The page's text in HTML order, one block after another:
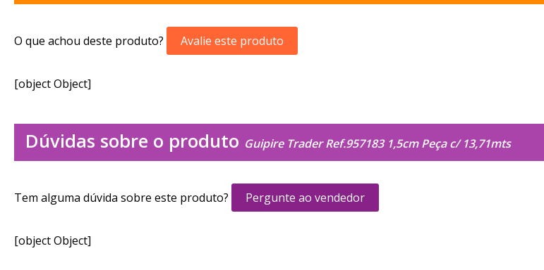
O que achou deste produto? Avalie este produto
[object Object]
Dúvidas sobre o produto Guipire Trader Ref.957183 1,5cm Peça c/ 13,71mts
Tem alguma dúvida sobre este produto? Pergunte ao vendedor
[object Object]